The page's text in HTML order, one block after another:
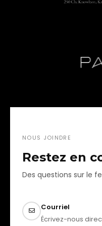
NOUS JOINDRE
Restez en
Des questions sur le
Courriel
Écrivez-nous